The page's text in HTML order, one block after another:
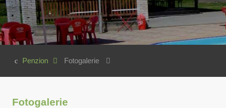
Penzion Fotogalerie
Fotogalerie